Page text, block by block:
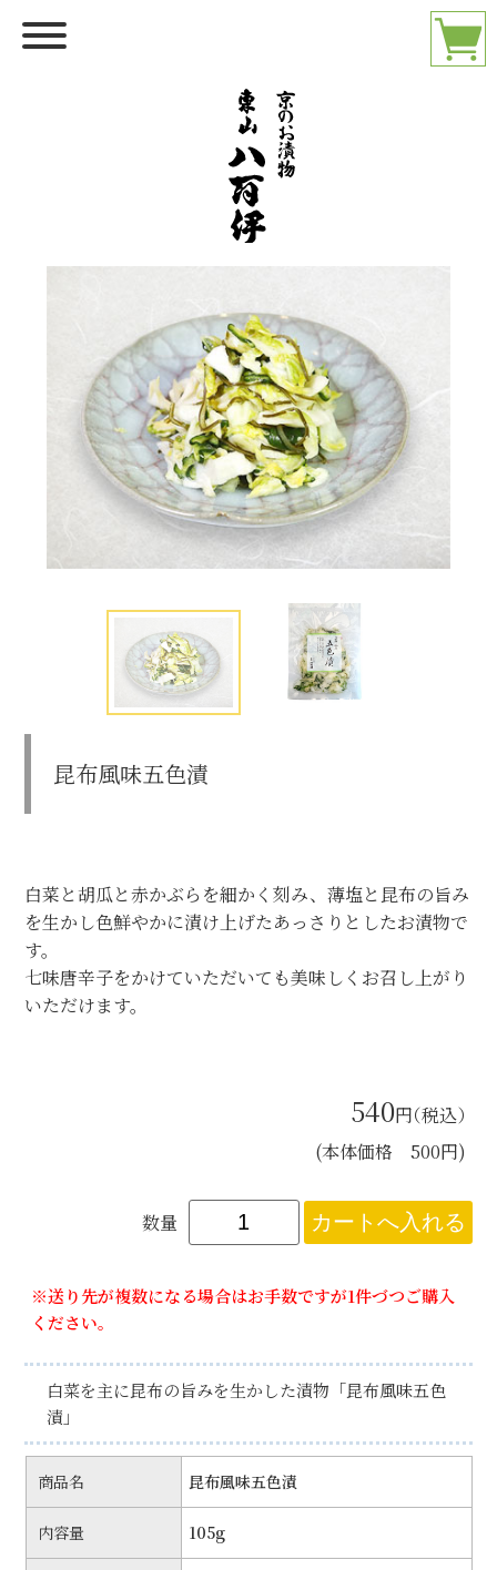
昆布風味五色漬
白菜と胡瓜と赤かぶらを細かく刻み、薄塩と昆布の旨み
を生かし色鮮やかに漬け上げたあっさりとしたお漬物で
す。
七味唐辛子をかけていただいても美味しくお召し上がり
いただけます。
540円（税込）
(本体価格 500円)
数量
※送り先が複数になる場合はお手数ですが1件づつご購入
ください。
白菜を主に昆布の旨みを生かした漬物「昆布風味五色
漬」
商品名 昆布風味五色漬
内容量 105g